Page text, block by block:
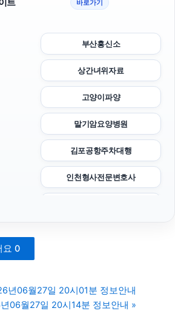
바로가기
부산흥신소
상간녀위자료
고양이파양
말기암요양병원
김포공항주차대행
인천형사전문변호사
수원법무법인
요 0
년06월27일 20시01분 정보안내
06월27일 20시14분 정보안내 »